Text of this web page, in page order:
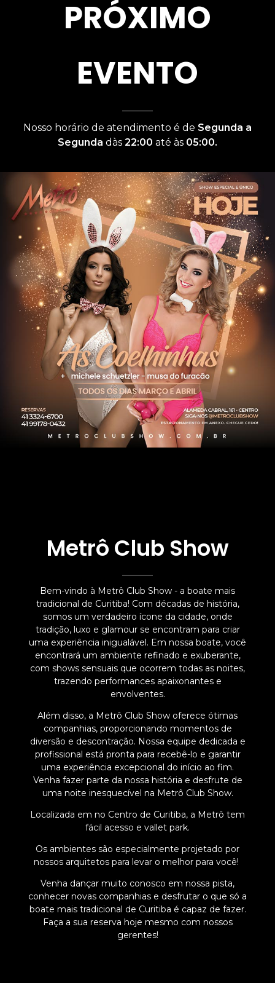
PRÓXIMO
EVENTO
Nosso horário de atendimento é de Segunda a
Segunda dàs 22:00 até às 05:00.
Metrô Club Show
Bem-vindo à Metrô Club Show - a boate mais
tradicional de Curitiba! Com décadas de história,
somos um verdadeiro ícone da cidade, onde
tradição, luxo e glamour se encontram para criar
uma experiência inigualável. Em nossa boate, você
encontrará um ambiente refinado e exuberante,
com shows sensuais que ocorrem todas as noites,
trazendo performances apaixonantes e
envolventes.
Além disso, a Metrô Club Show oferece ótimas
companhias, proporcionando momentos de
diversão e descontração. Nossa equipe dedicada e
profissional está pronta para recebê-lo e garantir
uma experiência excepcional do início ao fim.
Venha fazer parte da nossa história e desfrute de
uma noite inesquecível na Metrô Club Show.
Localizada em no Centro de Curitiba, a Metrô tem
fácil acesso e vallet park.
Os ambientes são especialmente projetado por
nossos arquitetos para levar o melhor para você!
Venha dançar muito conosco em nossa pista,
conhecer novas companhias e desfrutar o que só a
boate mais tradicional de Curitiba é capaz de fazer.
Faça a sua reserva hoje mesmo com nossos
gerentes!